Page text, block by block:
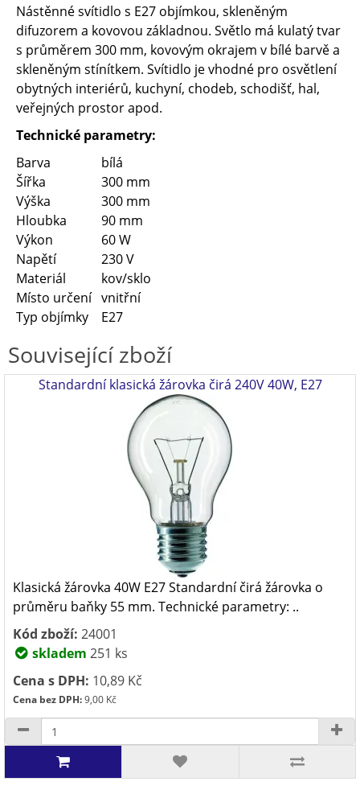
Nástěnné svítidlo s E27 objímkou, skleněným
difuzorem a kovovou základnou. Světlo má kulatý tvar
s průměrem 300 mm, kovovým okrajem v bílé barvě a
skleněným stínítkem. Svítidlo je vhodné pro osvětlení
obytných interiérů, kuchyní, chodeb, schodišť, hal,
veřejných prostor apod.
Technické parametry:
Barva
bílá
Šířka
300 mm
Výška
300 mm
Hloubka
90 mm
Výkon
60 W
Napětí
230 V
Materiál
kov/sklo
Místo určení vnitřní
Typ objímky E27
Související zboží
Standardní klasická žárovka čirá 240V 40W, E27
Klasická žárovka 40W E27 Standardní čirá žárovka o
průměru baňky 55 mm. Technické parametry: ..
Kód zboží: 24001
skladem 251 ks
Cena s DPH: 10,89 Kč
Cena bez DPH:9,00 Kč